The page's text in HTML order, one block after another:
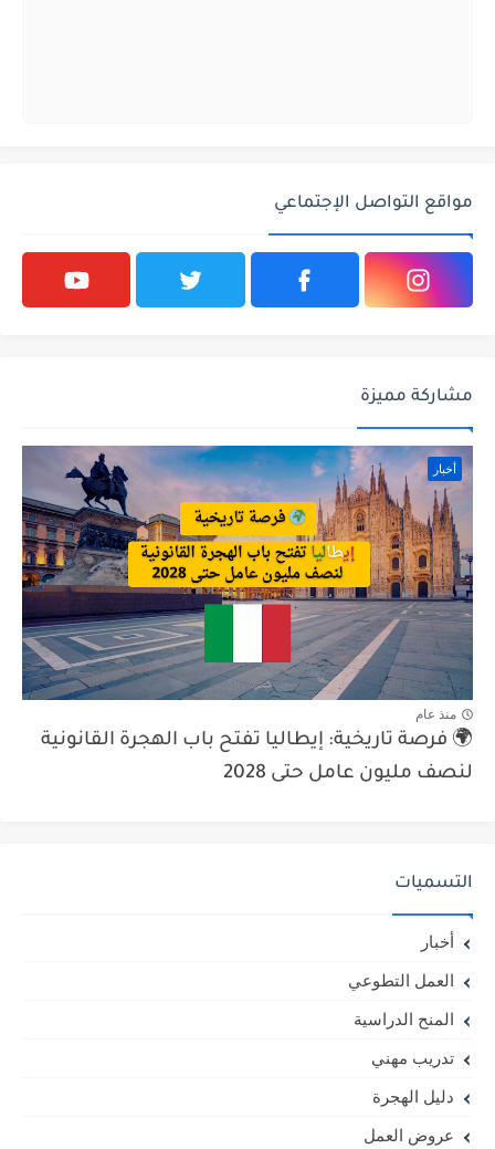
مواقع التواصل الإجتماعي
مشاركة مميزة
أخبار
منذ عام
🌍 فرصة تاريخية: إيطاليا تفتح باب الهجرة القانونية
لنصف مليون عامل حتى 2028
التسميات
أخبار
العمل التطوعي
المنح الدراسية
تدريب مهني
دليل الهجرة
عروض العمل